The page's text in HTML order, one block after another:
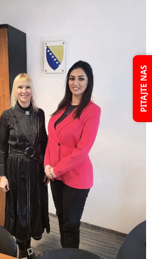
PITAJTE NAS